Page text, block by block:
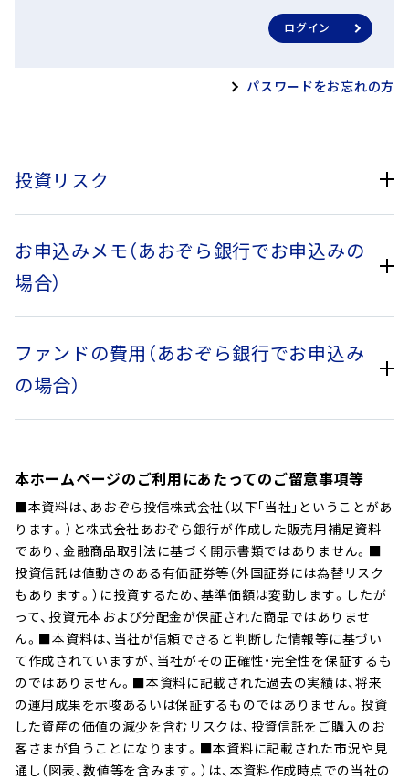
ログイン
パスワードをお忘れの方
投資リスク
基準価額の変動要因
投資信託は預貯金と異なります。本ファンドは、値動きのある
有価証券等に投資を行いますので、基準価額は変動します。し
はなく、基準価額の下落により、損失を被り、投資元本を割り込
むことがあります。
本ファンドの信託財産に生じた利益および
株価変動リスク
本ファンドは実質的に日本の株式に投資を行いますので、株価
変動リスクを伴います。一般に株式市場が下落した場合には、
本ファンドが実質的に投資を行う株式の価格は下落し、本ファ
ンドの基準価額が下落し投資元本を割り込むことがあります。
また、株式の発行企業が経営不安、倒産等に陥った場合、当該企
業の株式の価格が大きく下落し、本ファンドの基準価額により
大きな影響を及ぼします。また、国内や海外の社会・政治・経済
情勢等の影響を受けて、本ファンドの基準価額が大きく変動す
る可能性があります。
流動性リスク
お申込みメモ（あおぞら銀行でお申込みの
場合）
購入単位
購入代金
販売会社が指定する日までにお
支払いください。
換金価額
換金申込受付日の翌営業日の基
準価額
換金代金
原則として換金申込受付日から
起算して8営業日目から、お申込
みの販売会社を通じてお支払い
いたします。
ファンドの費用 （あおぞら銀行でお申込み
の場合）
購入時手数料
インターネットバンキングから
の申込は、購入時手数料はいた
だきません。
購入時に購入金額に対して、以
下の手数料率を乗じて得た額を
お支払いただきます。
一律2.75 ％（税込）
購入金額＝基準価額×購入口数
手数料＝購入金額×手数料率
（税込）
購入代金＝購入金額＋手数料
（税込）
本ホームページのご利用にあたってのご留意事項等
■本資料は、あおぞら投信株式会社（以下｢当社｣ということがあ
ります。）と株式会社あおぞら銀行が作成した販売用補足資料
であり、金融商品取引法に基づく開示書類ではありません。■
投資信託は値動きのある有価証券等（外国証券には為替リスク
もあります。）に投資するため、基準価額は変動します。したが
って、投資元本および分配金が保証された商品ではありませ
ん。■本資料は、当社が信頼できると判断した情報等に基づい
て作成されていますが、当社がその正確性・完全性を保証するも
のではありません。■本資料に記載された過去の実績は、将来
の運用成果を示唆あるいは保証するものではありません。投資
した資産の価値の減少を含むリスクは、投資信託をご購入のお
客さまが負うことになります。■本資料に記載された市況や見
通し（図表、数値等を含みます。）は、本資料作成時点での当社の